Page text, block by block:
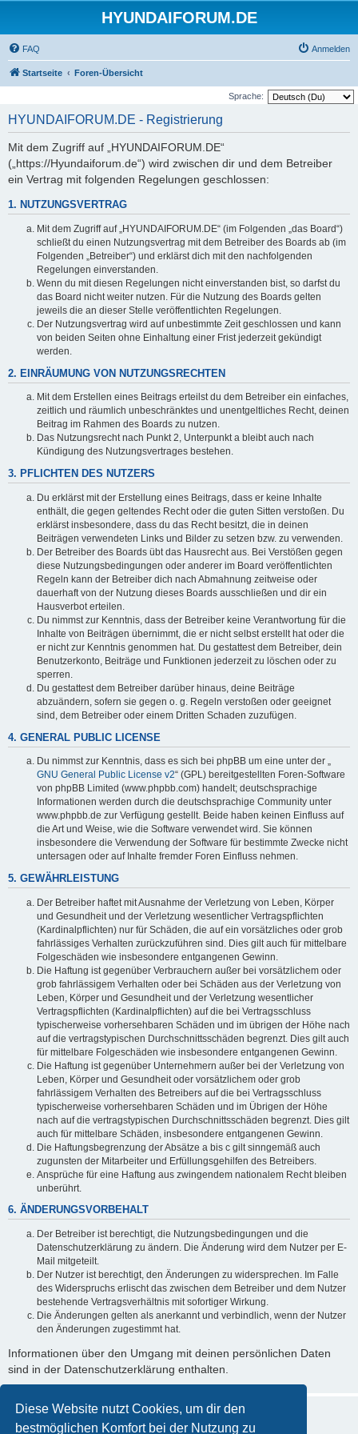
Diese Website nutzt Cookies, um dir den
bestmöglichen Komfort bei der Nutzung zu
HYUNDAIFORUM.DE
FAQ Anmelden
Startseite Foren-Übersicht
Sprache:
HYUNDAIFORUM.DE - Registrierung
Mit dem Zugriff auf „HYUNDAIFORUM.DE“
(„https://Hyundaiforum.de“) wird zwischen dir und dem Betreiber
ein Vertrag mit folgenden Regelungen geschlossen:
1. NUTZUNGSVERTRAG
Mit dem Zugriff auf „HYUNDAIFORUM.DE“ (im Folgenden „das Board“)
schließt du einen Nutzungsvertrag mit dem Betreiber des Boards ab (im
Folgenden „Betreiber“) und erklärst dich mit den nachfolgenden
Regelungen einverstanden.
Wenn du mit diesen Regelungen nicht einverstanden bist, so darfst du
das Board nicht weiter nutzen. Für die Nutzung des Boards gelten
jeweils die an dieser Stelle veröffentlichten Regelungen.
Der Nutzungsvertrag wird auf unbestimmte Zeit geschlossen und kann
von beiden Seiten ohne Einhaltung einer Frist jederzeit gekündigt
werden.
2. EINRÄUMUNG VON NUTZUNGSRECHTEN
Mit dem Erstellen eines Beitrags erteilst du dem Betreiber ein einfaches,
zeitlich und räumlich unbeschränktes und unentgeltliches Recht, deinen
Beitrag im Rahmen des Boards zu nutzen.
Das Nutzungsrecht nach Punkt 2, Unterpunkt a bleibt auch nach
Kündigung des Nutzungsvertrages bestehen.
3. PFLICHTEN DES NUTZERS
Du erklärst mit der Erstellung eines Beitrags, dass er keine Inhalte
enthält, die gegen geltendes Recht oder die guten Sitten verstoßen. Du
erklärst insbesondere, dass du das Recht besitzt, die in deinen
Beiträgen verwendeten Links und Bilder zu setzen bzw. zu verwenden.
Der Betreiber des Boards übt das Hausrecht aus. Bei Verstößen gegen
diese Nutzungsbedingungen oder anderer im Board veröffentlichten
Regeln kann der Betreiber dich nach Abmahnung zeitweise oder
dauerhaft von der Nutzung dieses Boards ausschließen und dir ein
Hausverbot erteilen.
Du nimmst zur Kenntnis, dass der Betreiber keine Verantwortung für die
Inhalte von Beiträgen übernimmt, die er nicht selbst erstellt hat oder die
er nicht zur Kenntnis genommen hat. Du gestattest dem Betreiber, dein
Benutzerkonto, Beiträge und Funktionen jederzeit zu löschen oder zu
sperren.
Du gestattest dem Betreiber darüber hinaus, deine Beiträge
abzuändern, sofern sie gegen o. g. Regeln verstoßen oder geeignet
sind, dem Betreiber oder einem Dritten Schaden zuzufügen.
4. GENERAL PUBLIC LICENSE
Du nimmst zur Kenntnis, dass es sich bei phpBB um eine unter der „
GNU General Public License v2“ (GPL) bereitgestellten Foren-Software
von phpBB Limited (www.phpbb.com) handelt; deutschsprachige
Informationen werden durch die deutschsprachige Community unter
www.phpbb.de zur Verfügung gestellt. Beide haben keinen Einfluss auf
die Art und Weise, wie die Software verwendet wird. Sie können
insbesondere die Verwendung der Software für bestimmte Zwecke nicht
untersagen oder auf Inhalte fremder Foren Einfluss nehmen.
5. GEWÄHRLEISTUNG
Der Betreiber haftet mit Ausnahme der Verletzung von Leben, Körper
und Gesundheit und der Verletzung wesentlicher Vertragspflichten
(Kardinalpflichten) nur für Schäden, die auf ein vorsätzliches oder grob
fahrlässiges Verhalten zurückzuführen sind. Dies gilt auch für mittelbare
Folgeschäden wie insbesondere entgangenen Gewinn.
Die Haftung ist gegenüber Verbrauchern außer bei vorsätzlichem oder
grob fahrlässigem Verhalten oder bei Schäden aus der Verletzung von
Leben, Körper und Gesundheit und der Verletzung wesentlicher
Vertragspflichten (Kardinalpflichten) auf die bei Vertragsschluss
typischerweise vorhersehbaren Schäden und im übrigen der Höhe nach
auf die vertragstypischen Durchschnittsschäden begrenzt. Dies gilt auch
für mittelbare Folgeschäden wie insbesondere entgangenen Gewinn.
Die Haftung ist gegenüber Unternehmern außer bei der Verletzung von
Leben, Körper und Gesundheit oder vorsätzlichem oder grob
fahrlässigem Verhalten des Betreibers auf die bei Vertragsschluss
typischerweise vorhersehbaren Schäden und im Übrigen der Höhe
nach auf die vertragstypischen Durchschnittsschäden begrenzt. Dies gilt
auch für mittelbare Schäden, insbesondere entgangenen Gewinn.
Die Haftungsbegrenzung der Absätze a bis c gilt sinngemäß auch
zugunsten der Mitarbeiter und Erfüllungsgehilfen des Betreibers.
Ansprüche für eine Haftung aus zwingendem nationalem Recht bleiben
unberührt.
6. ÄNDERUNGSVORBEHALT
Der Betreiber ist berechtigt, die Nutzungsbedingungen und die
Datenschutzerklärung zu ändern. Die Änderung wird dem Nutzer per E-
Mail mitgeteilt.
Der Nutzer ist berechtigt, den Änderungen zu widersprechen. Im Falle
des Widerspruchs erlischt das zwischen dem Betreiber und dem Nutzer
bestehende Vertragsverhältnis mit sofortiger Wirkung.
Die Änderungen gelten als anerkannt und verbindlich, wenn der Nutzer
den Änderungen zugestimmt hat.
Informationen über den Umgang mit deinen persönlichen Daten
sind in der Datenschutzerklärung enthalten.